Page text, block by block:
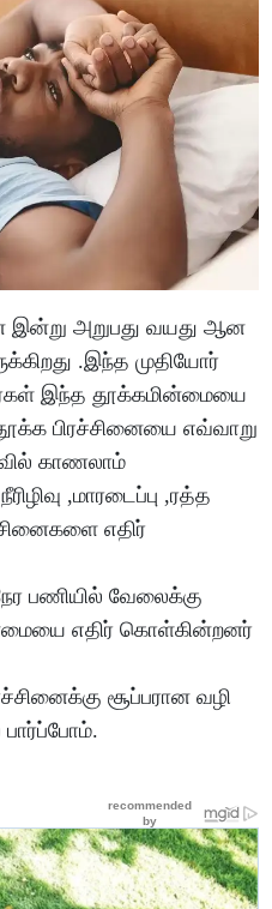
இன்று அறுபது வயது ஆன
.இந்த முதியோர்
இந்த தூக்கமின்மையை
பிரச்சினையை எவ்வாறு
காணலாம்
,மாரடைப்பு ,ரத்த
எதிர்
பணியில் வேலைக்கு
எதிர் கொள்கின்றனர்
சூப்பரான வழி